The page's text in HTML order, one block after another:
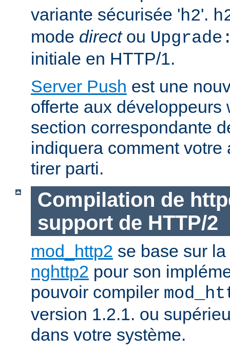
variante sécurisée 'h2'.
mode directou
initiale en HTTP/1.
Server Push est une
offerte aux développeurs
section correspondante
indiquera comment
tirer parti.
Compilation de
support de HTTP/2
mod_http2 se base sur
nghttp2 pour son
pouvoir compiler
version 1.2.1. ou
dans votre système.